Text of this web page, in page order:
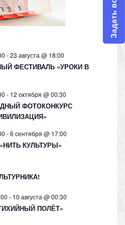
-23 августа @ 18:00
ФЕСТИВАЛЬ «УРОКИ В
- 12 октября @ 00:30
ФОТОКОНКУРС
-6 сентября @ 17:00
КУЛЬТУРЫ»
- 10 августа @ 00:30
ПОЛЁТ»